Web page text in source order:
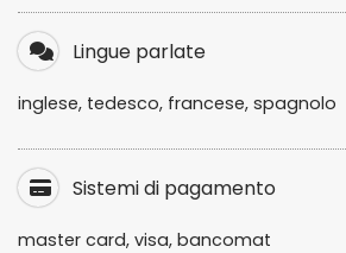
Lingue parlate
inglese, tedesco, francese, spagnolo
Sistemi di pagamento
master card, visa, bancomat